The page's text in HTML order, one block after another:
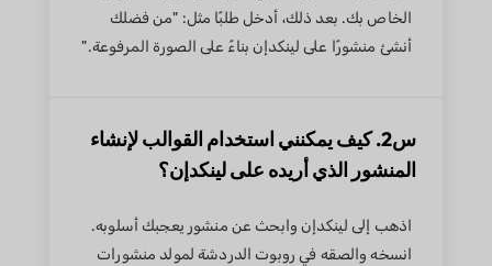
الخاص بك. بعد ذلك، أدخل طلبًا مثل: "من فضلك
أنشئ منشورًا على لينكدإن بناءً على الصورة المرفوعة."
س2. كيف يمكنني استخدام القوالب لإنشاء
المنشور الذي أريده على لينكدإن؟
اذهب إلى لينكدإن وابحث عن منشور يعجبك أسلوبه.
انسخه والصقه في روبوت الدردشة لمولد منشورات